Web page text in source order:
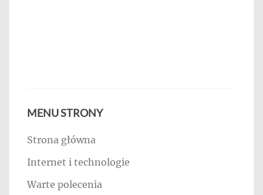
MENU STRONY
Strona główna
Internet i technologie
Warte polecenia